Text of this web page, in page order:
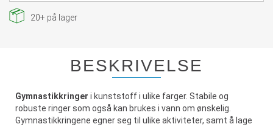
20+ på lager
BESKRIVELSE
Gymnastikkringer i kunststoff i ulike farger. Stabile og
robuste ringer som også kan brukes i vann om ønskelig.
Gymnastikkringene egner seg til ulike aktiviteter, samt å lage